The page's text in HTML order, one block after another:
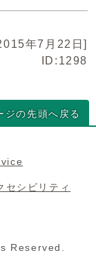
年7月22日]
ID:1298
ジの先頭へ戻る
セシビリティ
Reserved.